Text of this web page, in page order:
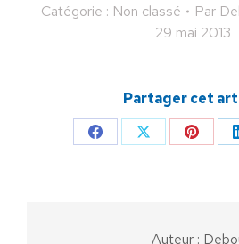
Catégorie : Non classé Par
29 mai 2013
Partager cet
PartagerPartager
Auteur :